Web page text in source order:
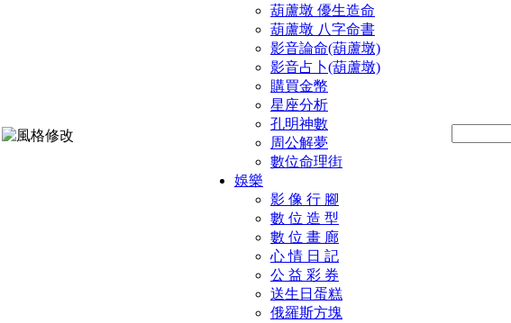
葫蘆墩 優生造命
葫蘆墩 八字命書
影音論命(葫蘆墩)
影音占卜(葫蘆墩)
購買金幣
星座分析
孔明神數
周公解夢
數位命理街
娛樂
影 像 行 腳
數 位 造 型
數 位 畫 廊
心 情 日 記
公 益 彩 券
送生日蛋糕
俄羅斯方塊